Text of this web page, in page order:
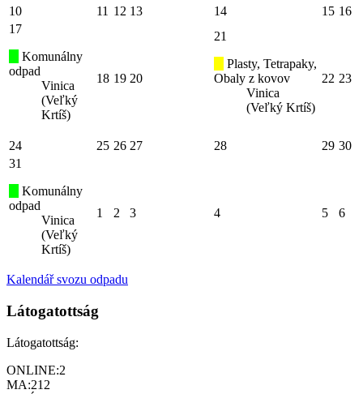
10 11 12 13 14 15 16
17
Komunálny
odpad
Vinica
(Veľký
Krtíš)
18 19 20
21
Plasty, Tetrapaky,
Obaly z kovov
Vinica
(Veľký Krtíš)
22 23
24 25 26 27 28 29 30
31
Komunálny
odpad
Vinica
(Veľký
Krtíš)
1 2 3 4 5 6
Kalendář svozu odpadu
Látogatottság
Látogatottság:
ONLINE:2
MA:212